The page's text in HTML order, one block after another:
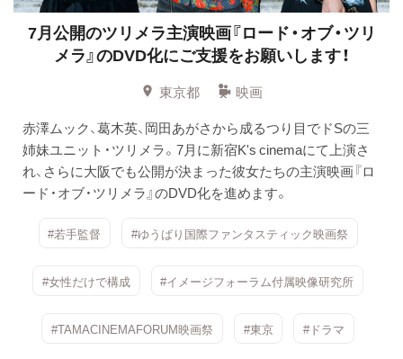
7月公開のツリメラ主演映画『ロード・オブ・ツリ
メラ』のDVD化にご支援をお願いします！
東京都
映画
赤澤ムック、葛木英、岡田あがさから成るつり目でドSの三
姉妹ユニット・ツリメラ。7月に新宿K's cinemaにて上演さ
れ、さらに大阪でも公開が決まった彼女たちの主演映画『ロ
ード・オブ・ツリメラ』のDVD化を進めます。
#若手監督 #ゆうばり国際ファンタスティック映画祭
#女性だけで構成 #イメージフォーラム付属映像研究所
#TAMACINEMAFORUM映画祭 #東京 #ドラマ